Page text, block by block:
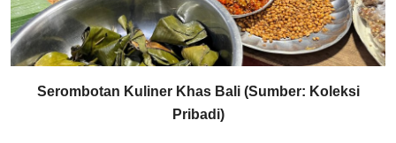
Serombotan Kuliner Khas Bali (Sumber: Koleksi
Pribadi)